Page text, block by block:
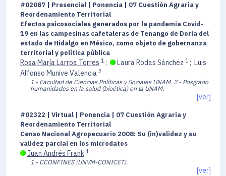
#02087 | Presencial | Ponencia | 07 Cuestión Agraria y
Reordenamiento Territorial
Efectos psicosociales generados por la pandemia Covid-
19 en las campesinas cafetaleras de Tenango de Doria del
estado de Hidalgo en México, como objeto de gobernanza
territorial y política pública
Rosa María Larroa Torres 1 ; Laura Rodas Sánchez 1 ; Luis
Alfonso Munive Valencia 2
1 - Facultad de Ciencias Políticas y Sociales UNAM. 2 - Posgrado
humanidades en la salud (bioética) en la UNAM.
[ver]
#02322 | Virtual | Ponencia | 07 Cuestión Agraria y
Reordenamiento Territorial
Censo Nacional Agropecuario 2008: Su (in)validez y su
validez parcial en los microdatos
Juan Andrés Frank 1
1 - CCONFINES (UNVM-CONICET).
[ver]